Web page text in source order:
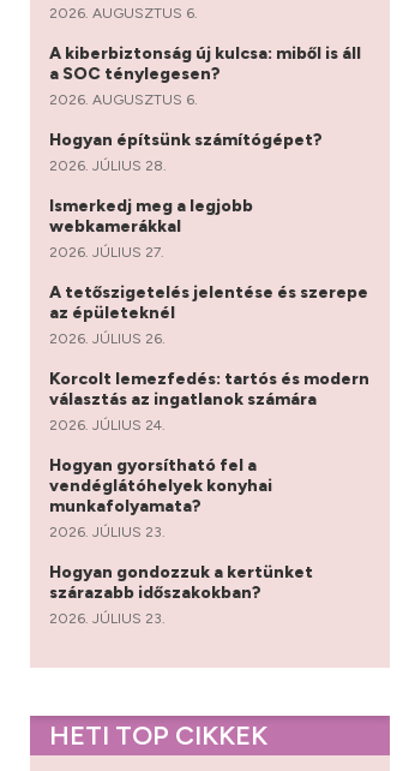
2026. AUGUSZTUS 6.
A kiberbiztonság új kulcsa: miből is áll
a SOC ténylegesen?
2026. AUGUSZTUS 6.
Hogyan építsünk számítógépet?
2026. JÚLIUS 28.
Ismerkedj meg a legjobb
webkamerákkal
2026. JÚLIUS 27.
A tetőszigetelés jelentése és szerepe
az épületeknél
2026. JÚLIUS 26.
Korcolt lemezfedés: tartós és modern
választás az ingatlanok számára
2026. JÚLIUS 24.
Hogyan gyorsítható fel a
vendéglátóhelyek konyhai
munkafolyamata?
2026. JÚLIUS 23.
Hogyan gondozzuk a kertünket
szárazabb időszakokban?
2026. JÚLIUS 23.
HETI TOP CIKKEK